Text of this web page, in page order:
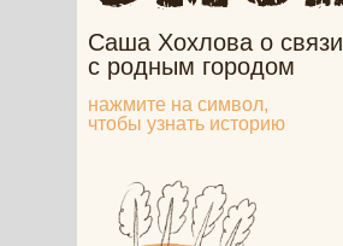
Саша Хохлова о связи
с родным городом
нажмите на символ,
чтобы узнать историю